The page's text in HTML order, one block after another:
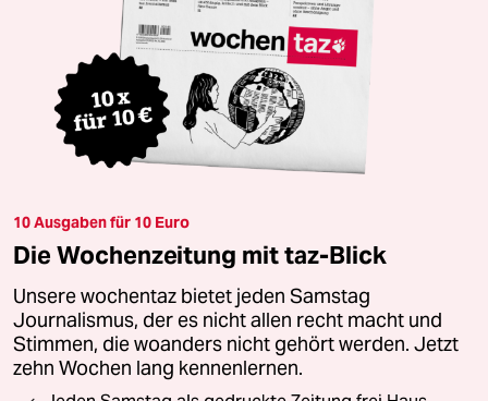
10 Ausgaben für 10 Euro
Die Wochenzeitung mit taz-Blick
Unsere wochentaz bietet jeden Samstag
Journalismus, der es nicht allen recht macht und
Stimmen, die woanders nicht gehört werden. Jetzt
zehn Wochen lang kennenlernen.